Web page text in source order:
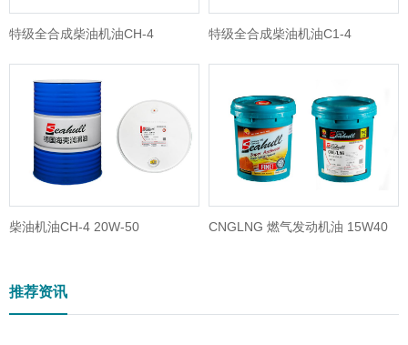
特级全合成柴油机油CH-4 特级全合成柴油机油C1-4
柴油机油CH-4 20W-50 CNGLNG 燃气发动机油 15W40
推荐资讯